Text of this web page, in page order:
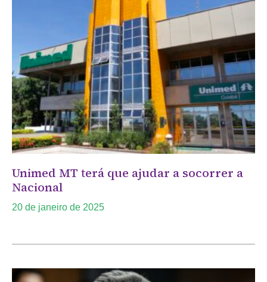
Unimed MT terá que ajudar a socorrer a
Nacional
20 de janeiro de 2025